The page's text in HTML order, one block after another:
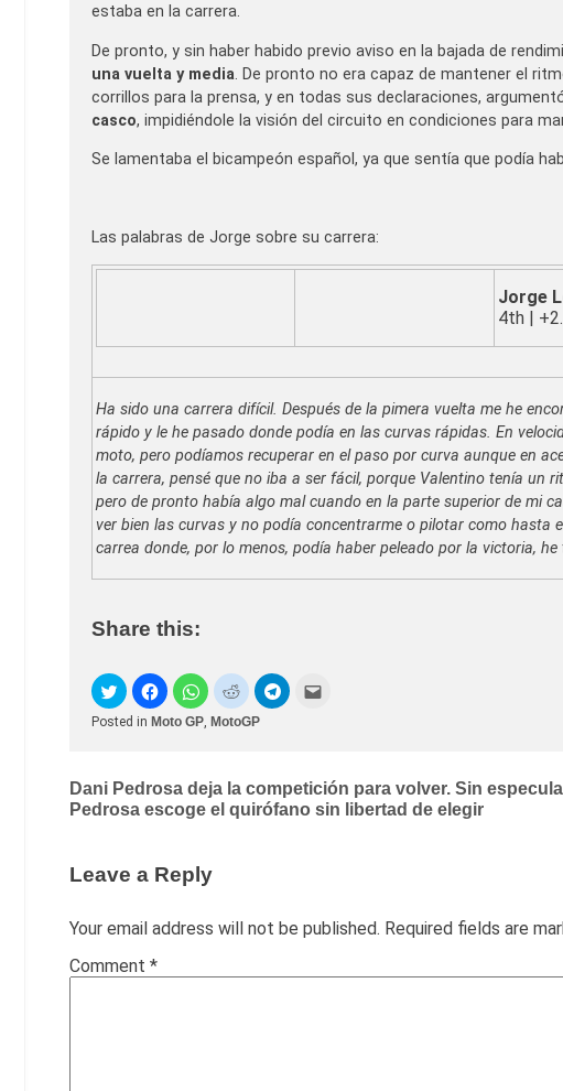
estaba en la carrera.
De pronto, y sin haber habido previo aviso en la bajada de
una vuelta y media. De pronto no era capaz de mantener el
corrillos para la prensa, y en todas sus declaraciones,
casco, impidiéndole la visión del circuito en condiciones para
Se lamentaba el bicampeón español, ya que sentía que podía
Las palabras de Jorge sobre su carrera:
Jorge
4th
Ha sido una carrera difícil. Después de la pimera vuelta me he
rápido y le he pasado donde podía en las curvas rápidas. En
moto, pero podíamos recuperar en el paso por curva aunque en
la carrera, pensé que no iba a ser fácil, porque Valentino tenía un
pero de pronto había algo mal cuando en la parte superior de mi
ver bien las curvas y no podía concentrarme o pilotar como hasta
carrea donde, por lo menos, podía haber peleado por la victoria,
Share this:
Posted in Moto GP, MotoGP
Post
navigation
Dani Pedrosa deja la competición para volver. Sin
Pedrosa escoge el quirófano sin libertad de elegir
Leave a Reply
Your email address will not be published. Required fields are
Comment *